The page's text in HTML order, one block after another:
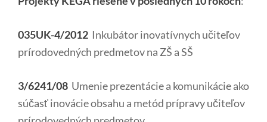
035UK-4/2012 Inkubátor inovatívnych učiteľov
prírodovedných predmetov na ZŠ a SŠ
3/6241/08 Umenie prezentácie a komunikácie ako
súčasť inovácie obsahu a metód prípravy učiteľov